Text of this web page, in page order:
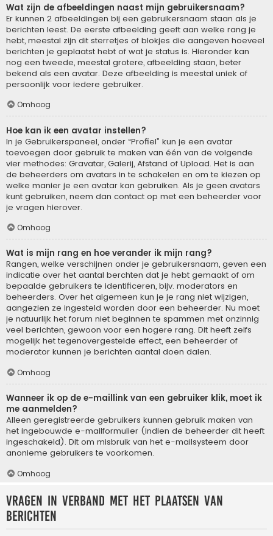
Wat zijn de afbeeldingen naast mijn gebruikersnaam?
Er kunnen 2 afbeeldingen bij een gebruikersnaam staan als je
berichten leest. De eerste afbeelding geeft aan welke rang je
hebt, meestal zijn dit sterretjes of blokjes die aangeven hoeveel
berichten je geplaatst hebt of wat je status is. Hieronder kan
nog een tweede, meestal grotere, afbeelding staan, beter
bekend als een avatar. Deze afbeelding is meestal uniek of
persoonlijk voor iedere gebruiker.
Omhoog
Hoe kan ik een avatar instellen?
In je Gebruikerspaneel, onder “Profiel” kun je een avatar
toevoegen door gebruik te maken van één van de volgende
vier methodes: Gravatar, Galerij, Afstand of Upload. Het is aan
de beheerders om avatars in te schakelen en om te kiezen op
welke manier je een avatar kan gebruiken. Als je geen avatars
kunt gebruiken, neem dan contact op met een beheerder voor
je vragen hierover.
Omhoog
Wat is mijn rang en hoe verander ik mijn rang?
Rangen, welke verschijnen onder je gebruikersnaam, geven een
indicatie over het aantal berchten dat je hebt gemaakt of om
bepaalde gebruikers te identificeren, bijv. moderators en
beheerders. Over het algemeen kun je je rang niet wijzigen,
aangezien ze ingesteld worden door een beheerder. Nu moet
je natuurlijk het forum niet beginnen te spammen met onzinnig
veel berichten, gewoon voor een hogere rang. Dit heeft zelfs
mogelijk het tegenovergestelde effect, een beheerder of
moderator kunnen je berichten aantal doen dalen.
Omhoog
Wanneer ik op de e-maillink van een gebruiker klik, moet ik
me aanmelden?
Alleen geregistreerde gebruikers kunnen gebruik maken van
het ingebouwde e-mailformulier (indien de beheerder dit heeft
ingeschakeld). Dit om misbruik van het e-mailsysteem door
anonieme gebruikers te voorkomen.
Omhoog
Vragen in verband met het plaatsen van
berichten